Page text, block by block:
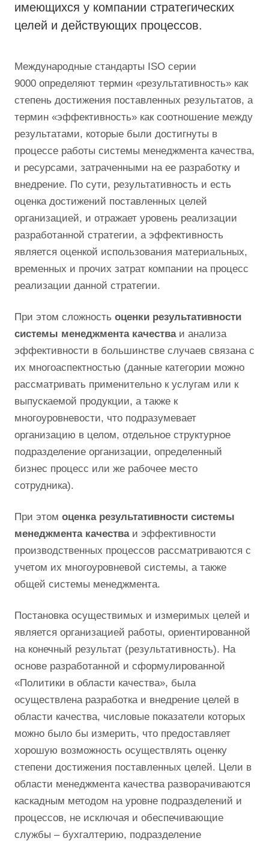
имеющихся у компании стратегических
целей и действующих процессов.
Международные стандарты ISO серии
9000 определяют термин «результативность» как
степень достижения поставленных результатов, а
термин «эффективность» как соотношение между
результатами, которые были достигнуты в
процессе работы системы менеджмента качества,
и ресурсами, затраченными на ее разработку и
внедрение. По сути, результативность и есть
оценка достижений поставленных целей
организацией, и отражает уровень реализации
разработанной стратегии, а эффективность
является оценкой использования материальных,
временных и прочих затрат компании на процесс
реализации данной стратегии.
При этом сложность оценки результативности
системы менеджмента качестваи анализа
эффективности в большинстве случаев связана с
их многоаспектностью (данные категории можно
рассматривать применительно к услугам или к
выпускаемой продукции, а также к
многоуровневости, что подразумевает
организацию в целом, отдельное структурное
подразделение организации, определенный
бизнес процесс или же рабочее место
сотрудника).
При этом оценка результативности системы
менеджмента качестваи эффективности
производственных процессов рассматриваются с
учетом их многоуровневой системы, а также
общей системы менеджмента.
Постановка осуществимых и измеримых целей и
является организацией работы, ориентированной
на конечный результат (результативность). На
основе разработанной и сформулированной
«Политики в области качества», была
осуществлена разработка и внедрение целей в
области качества, числовые показатели которых
можно было бы измерить, что предоставляет
хорошую возможность осуществлять оценку
степени достижения поставленных целей. Цели в
области менеджмента качества разворачиваются
каскадным методом на уровне подразделений и
процессов, не исключая и обеспечивающие
службы – бухгалтерию, подразделение